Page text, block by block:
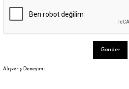
Gönder
Alışveriş Deneyimi